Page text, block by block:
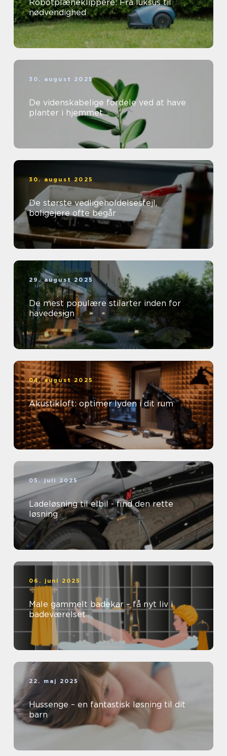
Robotplæneklippere: Fra luksus til
nødvendighed
30. august 2025
De videnskabelige fordele ved at have
planter i hjemmet
30. august 2025
De største vedligeholdelsesfejl,
boligejere ofte begår
29. august 2025
De mest populære stilarter inden for
havedesign
04. august 2025
Akustikloft: optimer lyden i dit rum
05. juli 2025
Ladeløsning til elbil - find den rette
løsning
06. juni 2025
Male gammelt badekar – få nyt liv i
badeværelset
22. maj 2025
Hussenge – en fantastisk løsning til dit
barn